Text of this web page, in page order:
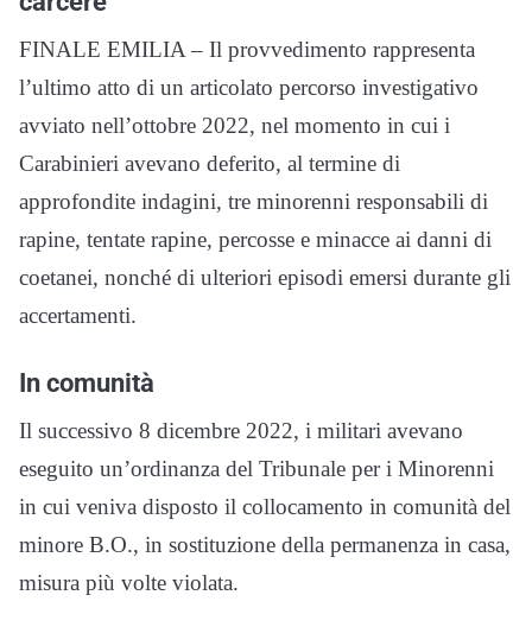
FINALE EMILIA – Il provvedimento rappresenta
l’ultimo atto di un articolato percorso investigativo
avviato nell’ottobre 2022, nel momento in cui i
Carabinieri avevano deferito, al termine di
approfondite indagini, tre minorenni responsabili di
rapine, tentate rapine, percosse e minacce ai danni di
coetanei, nonché di ulteriori episodi emersi durante gli
accertamenti.
In comunità
Il successivo 8 dicembre 2022, i militari avevano
eseguito un’ordinanza del Tribunale per i Minorenni
in cui veniva disposto il collocamento in comunità del
minore B.O., in sostituzione della permanenza in casa,
misura più volte violata.